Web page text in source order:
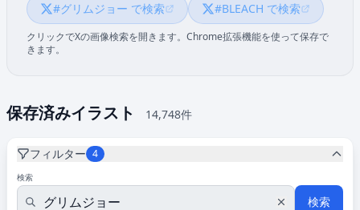
#グリムジョー で検索
#BLEACH で検索
クリックでXの画像検索を開きます。Chrome拡張機能を使って保存で
きます。
保存済みイラスト 14,748件
フィルター 4
検索
検索